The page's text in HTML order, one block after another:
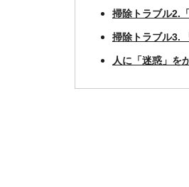
掃除トラブル2.
掃除トラブル3.
人に「迷惑」を